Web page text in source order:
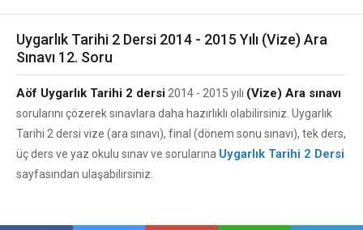
Uygarlık Tarihi 2 Dersi 2014 - 2015 Yılı (Vize) Ara
Sınavı 12. Soru
Aöf Uygarlık Tarihi 2 dersi 2014 - 2015 yılı (Vize) Ara sınavı
sorularını çözerek sınavlara daha hazırlıklı olabilirsiniz. Uygarlık
Tarihi 2 dersi vize (ara sınavı), final (dönem sonu sınavı), tek ders,
üç ders ve yaz okulu sınav ve sorularına Uygarlık Tarihi 2 Dersi
sayfasından ulaşabilirsiniz.